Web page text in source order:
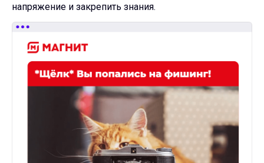
напряжение и закрепить знания.